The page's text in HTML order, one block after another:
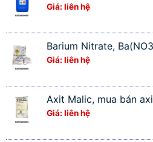
Giá: liên hệ
Barium Nitrate,
Giá: liên hệ
Axit Malic, mua bán
Giá: liên hệ